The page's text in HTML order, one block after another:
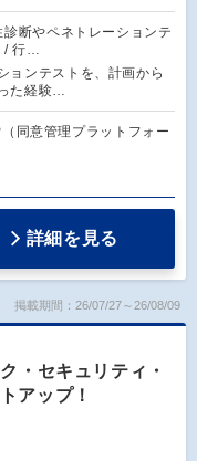
断やペネトレーションテ
/ 行…
ョンテストを、計画から
た経験…
同意管理プラットフォー
詳細を見る
掲載期間：26/07/27～26/08/09
・セキュリティ・
アップ！